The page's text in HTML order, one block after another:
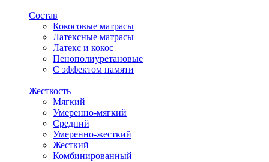
Состав
Кокосовые матрасы
Латексные матрасы
Латекс и кокос
Пенополиуретановые
С эффектом памяти
Жесткость
Мягкий
Умеренно-мягкий
Средний
Умеренно-жесткий
Жесткий
Комбинированный